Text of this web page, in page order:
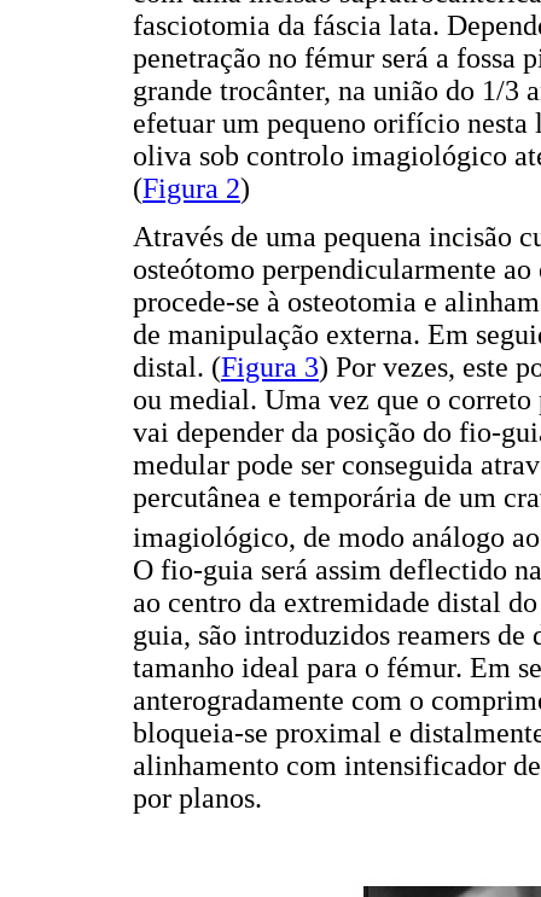
fasciotomia da fáscia lata.
penetração no fémur será a
grande trocânter, na união do 1/3
efetuar um pequeno orifício
oliva sob controlo imagiológico
(Figura 2)
Através de uma pequena incisão
osteótomo perpendicularmente
procede-se à osteotomia e
de manipulação externa. Em
distal. (Figura 3) Por vezes, este
ou medial. Uma vez que o
vai depender da posição do fio-
medular pode ser conseguida
percutânea e temporária de um
imagiológico, de modo análogo
O fio-guia será assim deflectido
ao centro da extremidade distal
guia, são introduzidos reamers
tamanho ideal para o fémur. Em
anterogradamente com o
bloqueia-se proximal e
alinhamento com intensificador
por planos.